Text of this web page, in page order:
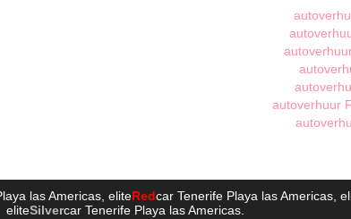
autoverhuur
las Americas , eliteRedcar Tenerife Playa las Americas ,
eliteSilvercar Tenerife Playa las Americas